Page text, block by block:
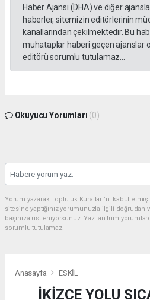
Haber Ajansı (DHA) ve diğer
haberler, sitemizin editörlerinin
kanallarından çekilmektedir. Bu
muhataplar haberi geçen ajanslar
editörü sorumlu tutulamaz...
Okuyucu Yorumları (0)
Yorum yazarak Topluluk Kuralları’nı kabul
sitesine yaptığınız yorumunuzla ilgili doğrudan
başınıza üstleniyorsunuz. Yazılan tüm
sorumlu tutulamaz.
Anasayfa ESKİL
İKİZCE YOLU